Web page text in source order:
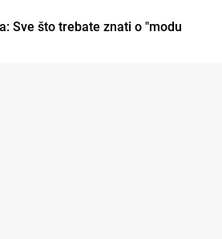
Sve što trebate znati o "modu